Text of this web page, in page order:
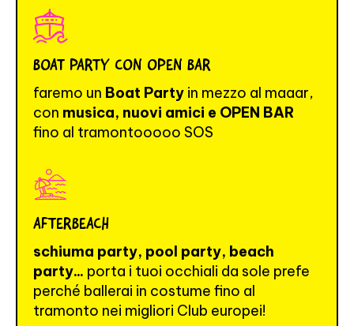
BOAT PARTY CON OPEN BAR
faremo un Boat Party in mezzo al maaar,
con musica, nuovi amici e OPEN BAR
fino al tramontooooo SOS
AFTERBEACH
schiuma party, pool party, beach
party... porta i tuoi occhiali da sole prefe
perché ballerai in costume fino al
tramonto nei migliori Club europei!